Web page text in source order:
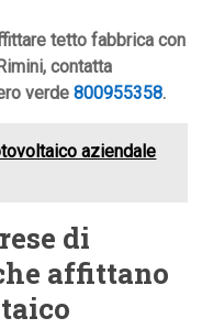
tetto fabbrica con
contatta
verde800955358.
aziendale
di
affittano